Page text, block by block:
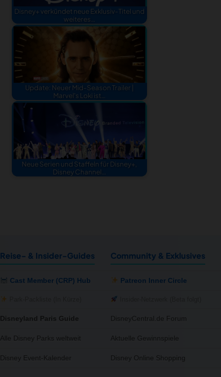
Disney+ verkündet neue Exklusiv-Titel und
weiteres…
Update: Neuer Mid-Season Trailer |
Marvel's Loki ist…
Neue Serien und Staffeln für Disney+,
Disney Channel…
Reise- & Insider-Guides
Cast Member (CRP) Hub
Disneyland Paris Guide
Alle Disney Parks weltweit
Disney Event-Kalender
Community & Exklusives
Patreon Inner Circle
DisneyCentral.de Forum
Aktuelle Gewinnspiele
Disney Online Shopping